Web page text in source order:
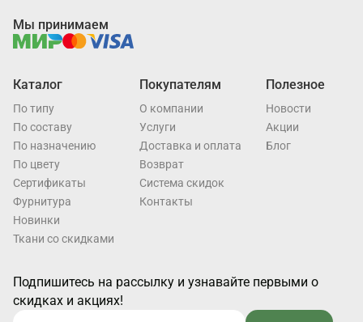
Каталог
По типу
По составу
По назначению
По цвету
Cертификаты
Фурнитура
Новинки
Ткани со скидками
Покупателям
О компании
Услуги
Доставка и оплата
Возврат
Система скидок
Контакты
Полезное
Новости
Акции
Блог
Подпишитесь на рассылку и узнавайте первыми о
скидках и акциях!
Мы принимаем